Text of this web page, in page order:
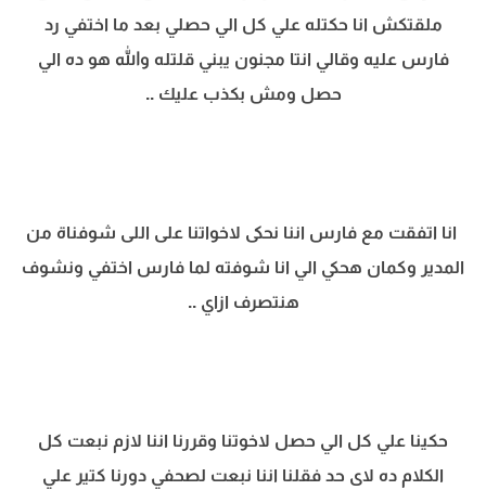
ملقتكش انا حكتله علي كل الي حصلي بعد ما اختفي رد
فارس عليه وقالي انتا مجنون يبني قلتله والله هو ده الي
حصل ومش بكذب عليك ..
انا اتفقت مع فارس اننا نحكى لاخواتنا على اللى شوفناة من
المدير وكمان هحكي الي انا شوفته لما فارس اختفي ونشوف
هنتصرف ازاي ..
حكينا علي كل الي حصل لاخوتنا وقررنا اننا لازم نبعت كل
الكلام ده لاى حد فقلنا اننا نبعت لصحفي دورنا كتير علي